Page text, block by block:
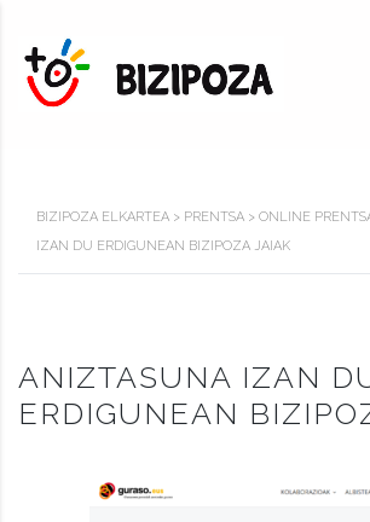
BIZIPOZA ELKARTEA > PRENTSA > ONLINE
IZAN DU ERDIGUNEAN BIZIPOZA JAIAK
ANIZTASUNA IZAN
ERDIGUNEAN